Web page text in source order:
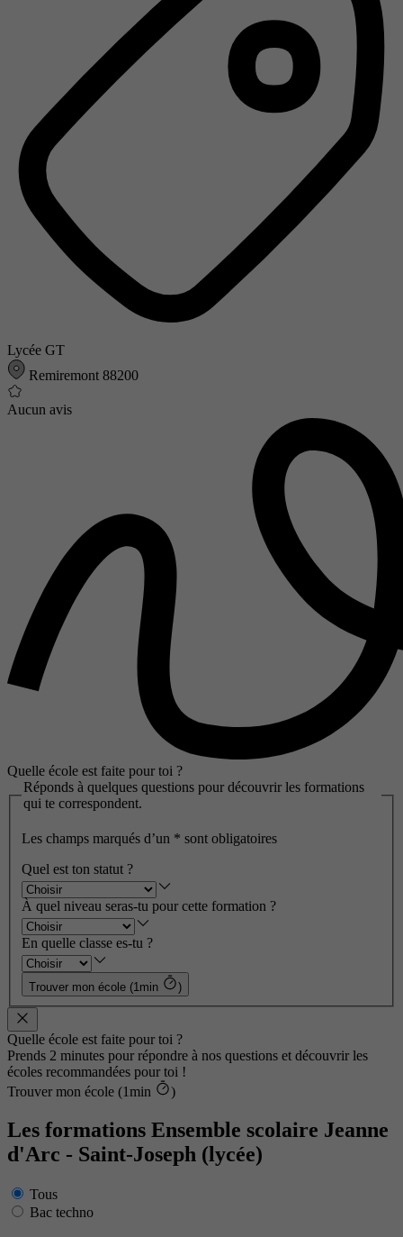
Lycée GT
Remiremont 88200
Aucun avis
Quelle école est faite pour toi ?
Réponds à quelques questions pour découvrir les formations
qui te correspondent.
Les champs marqués d’un * sont obligatoires
Quel est ton statut ?
À quel niveau seras-tu pour cette formation ?
En quelle classe es-tu ?
Trouver mon école (1min )
Quelle école est faite pour toi ?
Prends 2 minutes pour répondre à nos questions et découvrir les
écoles recommandées pour toi !
Trouver mon école (1min
)
Les formations Ensemble scolaire Jeanne
d'Arc - Saint-Joseph (lycée)
Tous
Bac techno